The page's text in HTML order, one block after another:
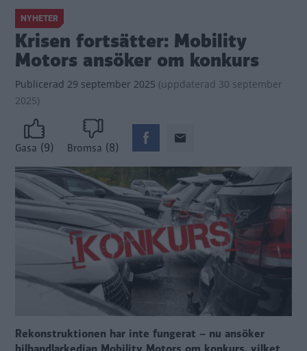
NYHETER
Krisen fortsätter: Mobility
Motors ansöker om konkurs
Publicerad 29 september 2025 (uppdaterad 30 september
2025)
Gasa (9) Bromsa (8)
Rekonstruktionen har inte fungerat – nu ansöker